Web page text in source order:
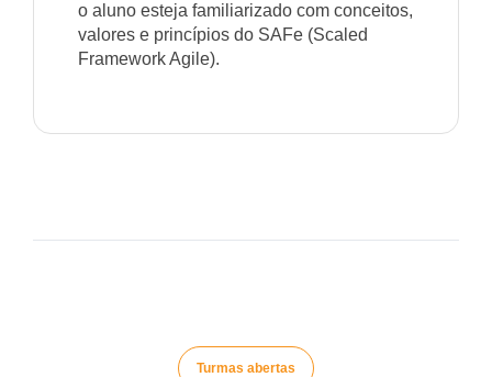
o aluno esteja familiarizado com conceitos,
valores e princípios do SAFe (Scaled
Framework Agile).
Turmas abertas